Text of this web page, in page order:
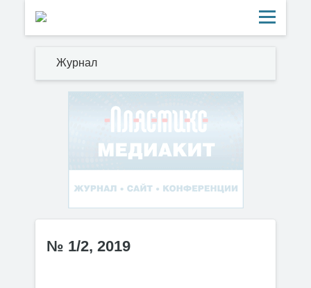
Журнал
№ 1/2, 2019